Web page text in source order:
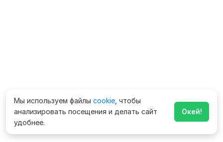
Мы используем файлы cookie , чтобы
анализировать посещения и делать сайт
удобнее.
Окей!